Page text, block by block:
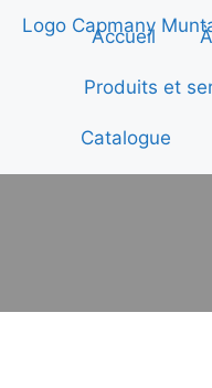
Accueil
Produits et
Catalogue